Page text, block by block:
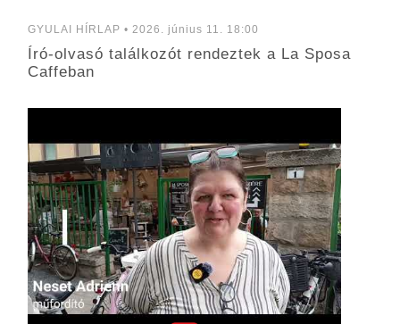
GYULAI HÍRLAP • 2026. június 11. 18:00
Író-olvasó találkozót rendeztek a La Sposa
Caffeban